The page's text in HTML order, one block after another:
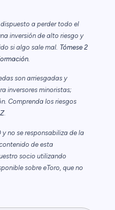
a perder todo el
inversión de alto riesgo y
si algo sale mal. Tómese 2
son arriesgadas y
inversores minoristas;
Comprenda los riesgos
.
y no se responsabiliza de la
de esta
socio utilizando
sobre eToro, que no